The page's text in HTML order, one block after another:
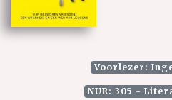
Voorlezer:
NUR: 305 -